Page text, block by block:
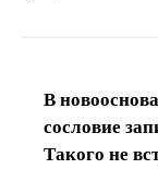
В
сословие
Такого не